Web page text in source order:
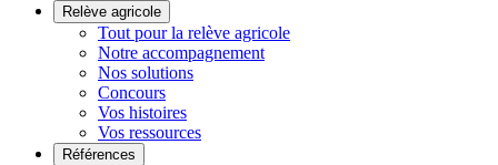
Relève agricole
Tout pour la relève agricole
Notre accompagnement
Nos solutions
Concours
Vos histoires
Vos ressources
Références